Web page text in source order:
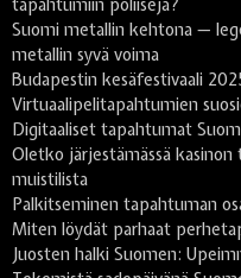
tapahtumiin poliiseja?
Suomi metallin kehtona —
metallin syvä voima
Budapestin kesäfestivaali
Virtuaalipelitapahtumien
Digitaaliset tapahtumat
Oletko järjestämässä
muistilista
Palkitseminen tapahtuman
Miten löydät parhaat
Juosten halki Suomen: